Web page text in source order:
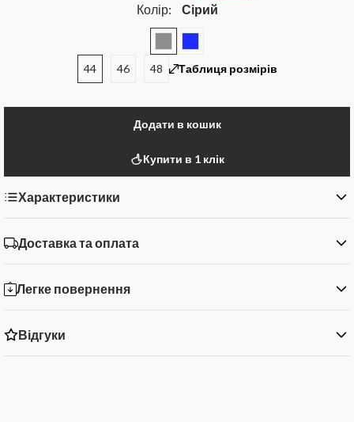
Колір: Сірий
44 46 48 Таблиця розмірів
Додати в кошик
Купити в 1 клік
Характеристики
Доставка та оплата
Легке повернення
Відгуки